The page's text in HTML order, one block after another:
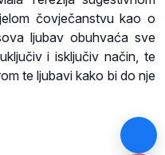
čovječanstvu kao o
ljubav obuhvaća sve
i isključiv način, te
te ljubavi kako bi do nje